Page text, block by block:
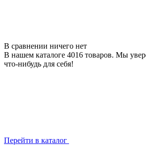
В сравнении ничего нет
В нашем каталоге 4016 товаров. Мы
что-нибудь для себя!
Перейти в каталог